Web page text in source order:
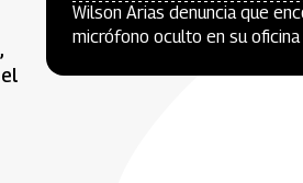
Wilson Arias denuncia que
micrófono oculto en su oficina